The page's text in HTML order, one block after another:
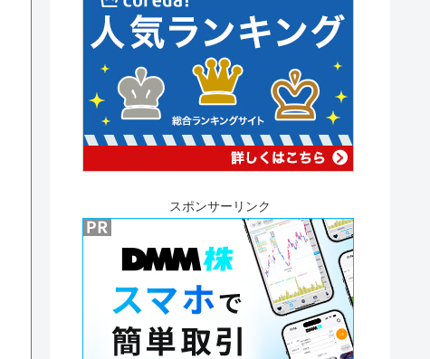
スポンサーリンク